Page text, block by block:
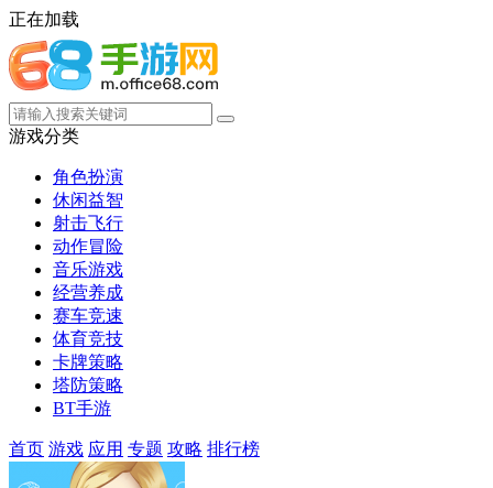
正在加载
游戏分类
角色扮演
休闲益智
射击飞行
动作冒险
音乐游戏
经营养成
赛车竞速
体育竞技
卡牌策略
塔防策略
BT手游
首页 游戏 应用 专题 攻略 排行榜